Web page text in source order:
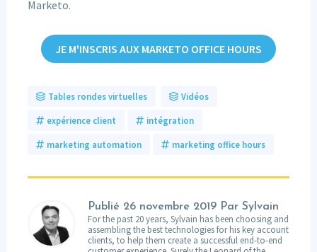
Marketo.
JE M'INSCRIS AUX MARKETO OFFICE HOURS
Tables rondes virtuelles Vidéos
expérience client intégration
marketing automation marketing office hours
Publié 26 novembre 2019Par Sylvain
For the past 20 years, Sylvain has been choosing and
assembling the best technologies for his key account
clients, to help them create a successful end-to-end